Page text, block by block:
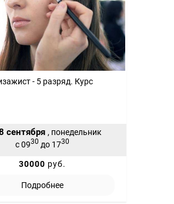
- 5 разряд. Курс
сентября , понедельник
с 0930 до 1730
30000 руб.
Подробнее